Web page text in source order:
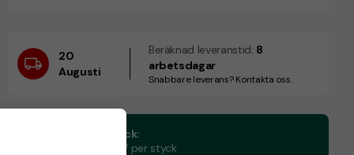
20
Augusti
Beräknad leveranstid: 8
arbetsdagar
Snabbare leverans? Kontakta oss.
CO₂e -avtryck:
1.65 kg CO₂e / per styck